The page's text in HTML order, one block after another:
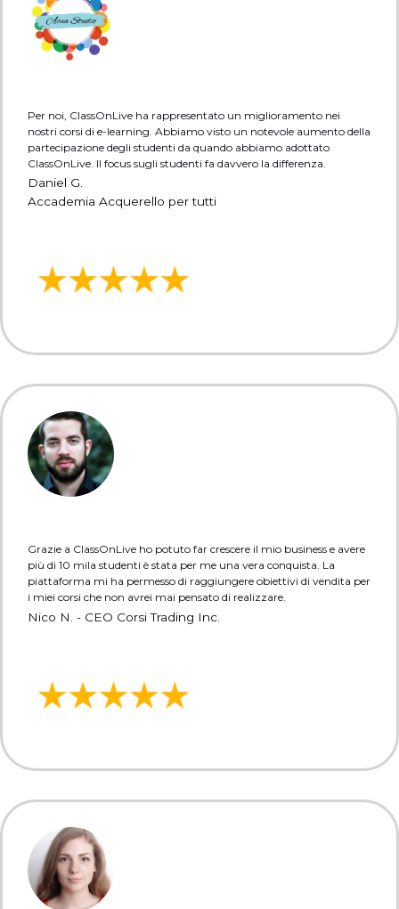
Per noi, ClassOnLive ha rappresentato un miglioramento nei
nostri corsi di e-learning. Abbiamo visto un notevole aumento della
partecipazione degli studenti da quando abbiamo adottato
ClassOnLive. Il focus sugli studenti fa davvero la differenza.
Daniel G.
Accademia Acquerello per tutti
Grazie a ClassOnLive ho potuto far crescere il mio business e avere
più di 10 mila studenti è stata per me una vera conquista. La
piattaforma mi ha permesso di raggiungere obiettivi di vendita per
i miei corsi che non avrei mai pensato di realizzare.
Nico N. - CEO Corsi Trading Inc.